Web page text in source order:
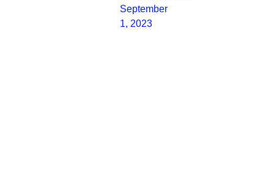
September
1, 2023